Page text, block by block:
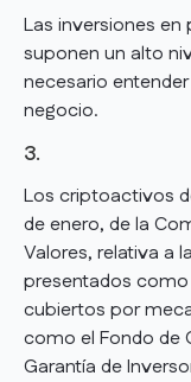
Las inversiones
suponen un alto
necesario
negocio.
3.
Los criptoactivos
de enero, de la
Valores, relativa a
presentados
cubiertos por
como el Fondo de
Garantía de